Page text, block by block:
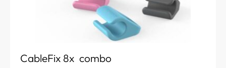
CableFix 8x combo